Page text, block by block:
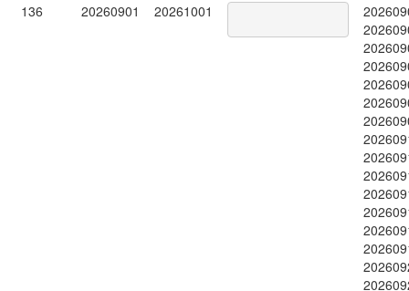
136 20260901 20261001